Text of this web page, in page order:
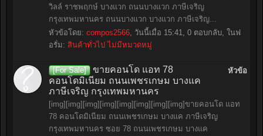
วิลล์ ราชพฤกษ์ บางแวก ถนนบางแวก ภาษีเจริญ
กรุงเทพมหานคร ถนนบางแวก บางแวก ภาษีเจริญ...
หัวข้อโดย: compos2566, วันนี้เมื่อ 15:41, 0 ตอบกลับ, ในฟ
อรั่ม: สินค้าทั่วไป ไม่มีหมวดหมู่
หัวข้อ
[For Sale]
ขายคอนโด แอท 78
คอนโดมิเนียม ถนนเพชรเกษม บางแค
ภาษีเจริญ กรุงเทพมหานคร
[img][img][img][img][img][img][img][img]ขายคอนโด แอท
78 คอนโดมิเนียม ถนนเพชรเกษม บางแค ภาษีเจริญ
กรุงเทพมหานคร ซอย 78 ถนนเพชรเกษม บางแค